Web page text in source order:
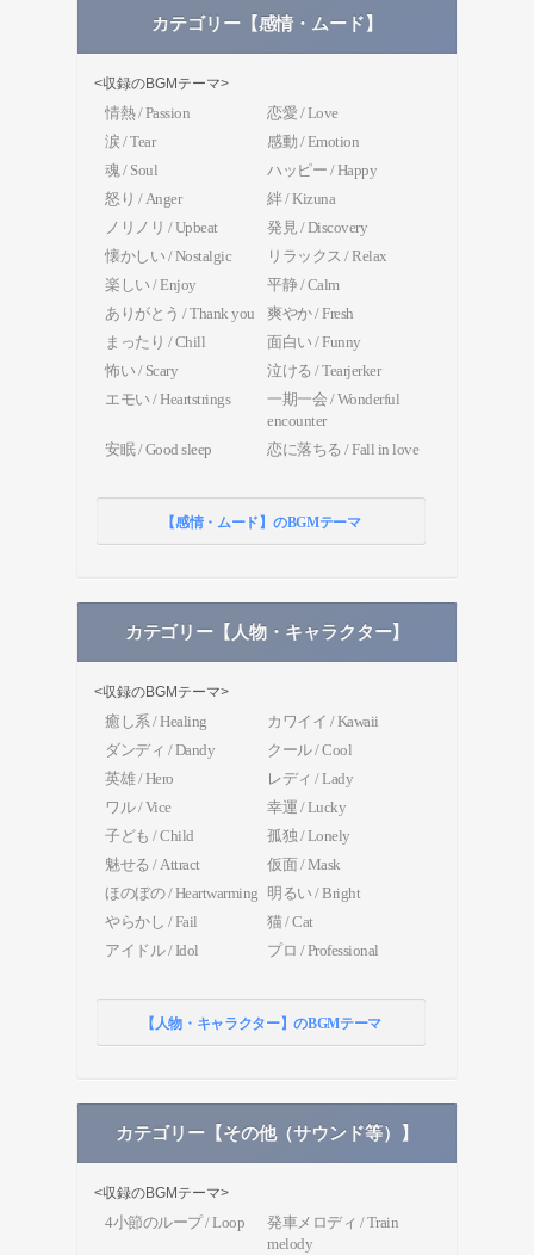
カテゴリー【感情・ムード】
<収録のBGMテーマ>
情熱 / Passion
恋愛 / Love
涙 / Tear
感動 / Emotion
魂 / Soul
ハッピー / Happy
怒り / Anger
絆 / Kizuna
ノリノリ / Upbeat
発見 / Discovery
懐かしい / Nostalgic
リラックス / Relax
楽しい / Enjoy
平静 / Calm
ありがとう / Thank you
爽やか / Fresh
まったり / Chill
面白い / Funny
怖い / Scary
泣ける / Tearjerker
エモい / Heartstrings
一期一会 / Wonderful
encounter
安眠 / Good sleep
恋に落ちる / Fall in love
【感情・ムード】のBGMテーマ
カテゴリー【人物・キャラクター】
<収録のBGMテーマ>
癒し系 / Healing
カワイイ / Kawaii
ダンディ / Dandy
クール / Cool
英雄 / Hero
レディ / Lady
ワル / Vice
幸運 / Lucky
子ども / Child
孤独 / Lonely
魅せる / Attract
仮面 / Mask
ほのぼの / Heartwarming 明るい / Bright
やらかし / Fail
猫 / Cat
アイドル / Idol
プロ / Professional
【人物・キャラクター】のBGMテーマ
カテゴリー【その他（サウンド等）】
<収録のBGMテーマ>
4小節のループ / Loop
発車メロディ / Train
melody